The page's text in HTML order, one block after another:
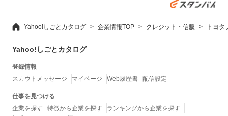
Yahoo!しごとカタログ 企業情報TOP クレジット・信販 トヨ
Yahoo!しごとカタログ
登録情報
スカウトメッセージ
マイページ Web履歴書 配信設定
仕事を見つける
企業を探す
特徴から企業を探す
ランキングから企業を探す